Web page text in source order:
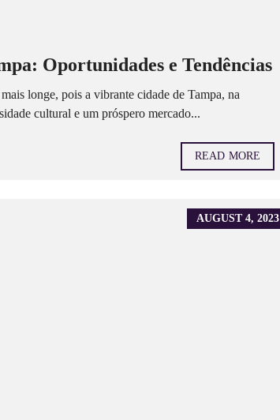
Oportunidades e Tendências
longe, pois a vibrante cidade de Tampa, na
cultural e um próspero mercado...
READ MORE
AUGUST 4, 2023